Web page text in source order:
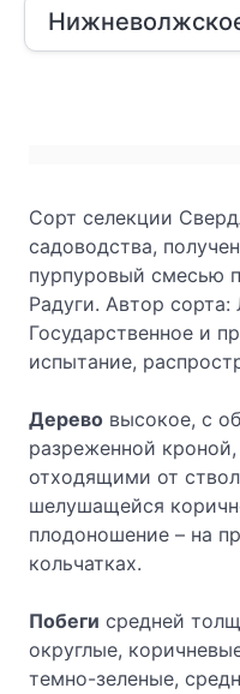
Сорт селекции
садоводства,
пурпуровый смесью
Радуги. Автор
Государственное и
испытание,
Дерево высокое, с
разреженной
отходящими от
шелушащейся
плодоношение – на
кольчатках.
Побеги средней
округлые,
темно-зеленые,